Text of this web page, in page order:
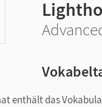
enthält das